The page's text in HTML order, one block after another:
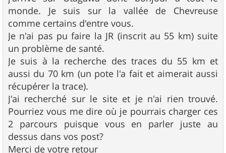
g
e
monde. Je suis sur la vallée de Chevreuse
comme certains d'entre vous.
Je n'ai pas pu faire la JR (inscrit au 55 km) suite
un problème de santé.
Je suis à la recherche des traces du 55 km et
aussi du 70 km (un pote l'a fait et aimerait aussi
récupérer la trace).
J'ai recherché sur le site et je n'ai rien trouvé.
Pourriez vous me dire où je pourrais charger ces
2 parcours puisque vous en parler juste au
dessus dans vos post?
Merci de votre retour